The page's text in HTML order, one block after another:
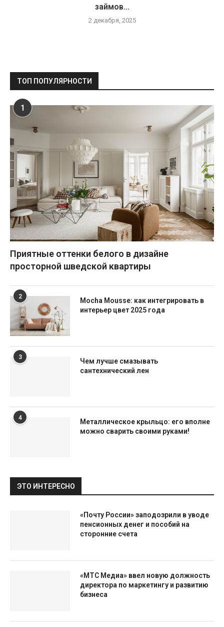
займов...
2 декабря, 2025
ТОП ПОПУЛЯРНОСТИ
1
Приятные оттенки белого в дизайне
просторной шведской квартиры
2
Mocha Mousse: как интегрировать в
интерьер цвет 2025 года
3
Чем лучше смазывать
сантехнический лен
4
Металлическое крыльцо: его вполне
можно сварить своими руками!
ЭТО ИНТЕРЕСНО
«Почту России» заподозрили в уводе
пенсионных денег и пособий на
сторонние счета
«МТС Медиа» ввел новую должность
директора по маркетингу и развитию
бизнеса